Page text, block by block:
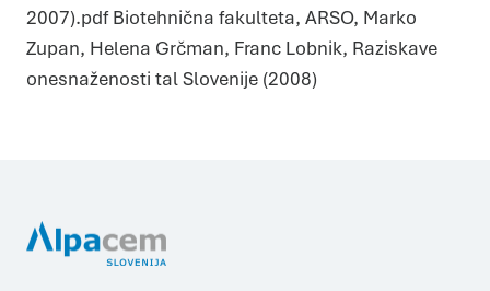
2007).pdf Biotehnična fakulteta, ARSO, Marko
Zupan, Helena Grčman, Franc Lobnik, Raziskave
onesnaženosti tal Slovenije (2008)